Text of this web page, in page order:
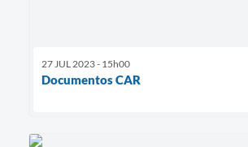
27 JUL 2023 - 15h00
Documentos CAR